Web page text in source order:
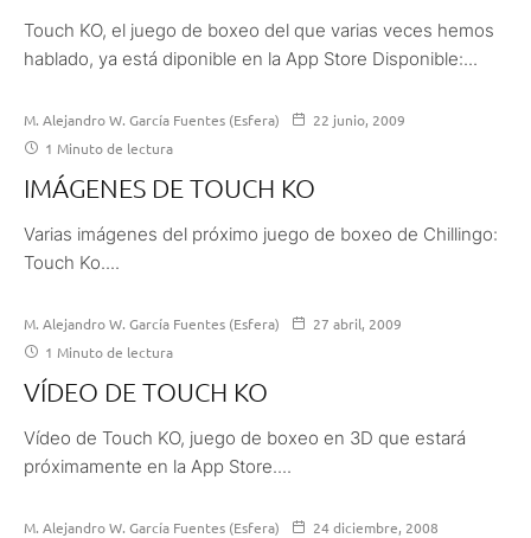
Touch KO, el juego de boxeo del que varias veces hemos
hablado, ya está diponible en la App Store Disponible:...
M. Alejandro W. García Fuentes (Esfera)
22 junio, 2009
1 Minuto de lectura
IMÁGENES DE TOUCH KO
Varias imágenes del próximo juego de boxeo de Chillingo:
Touch Ko....
M. Alejandro W. García Fuentes (Esfera)
27 abril, 2009
1 Minuto de lectura
VÍDEO DE TOUCH KO
Vídeo de Touch KO, juego de boxeo en 3D que estará
próximamente en la App Store....
M. Alejandro W. García Fuentes (Esfera)
24 diciembre, 2008